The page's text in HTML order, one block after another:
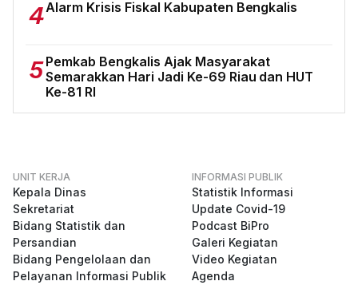
4Alarm Krisis Fiskal Kabupaten Bengkalis
5 Pemkab Bengkalis Ajak Masyarakat
Semarakkan Hari Jadi Ke-69 Riau dan HUT
Ke-81 RI
UNIT KERJA
Kepala Dinas
Sekretariat
Bidang Statistik dan
Persandian
Bidang Pengelolaan dan
Pelayanan Informasi Publik
INFORMASI PUBLIK
Statistik Informasi
Update Covid-19
Podcast BiPro
Galeri Kegiatan
Video Kegiatan
Agenda